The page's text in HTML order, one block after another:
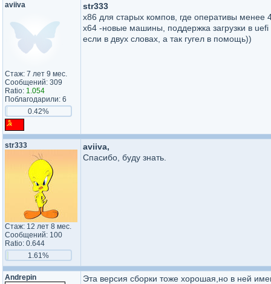
aviiva
Стаж: 7 лет 9 мес.
Сообщений: 309
Ratio: 1.054
Поблагодарили: 6
0.42%
str333
x86 для старых компов, где оперативы менее
х64 -новые машины, поддержка загрузки в
если в двух словах, а так гугел в помощь))
str333
Стаж: 12 лет 8 мес.
Сообщений: 100
Ratio: 0.644
1.61%
aviiva,
Спасибо, буду знать.
Andrepin
Эта версия сборки тоже хорошая,но в ней